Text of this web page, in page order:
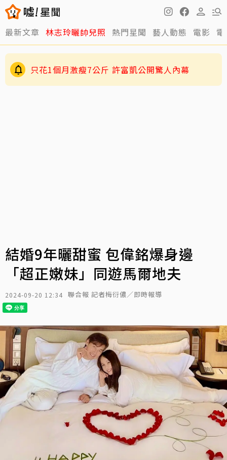
最新文章 林志玲曬帥兒照 熱門星聞 藝人動態 電影
只花1個月激瘦7公斤 許富凱公開驚人內幕
結婚9年曬甜蜜 包偉銘爆身邊
「超正嫩妹」同遊馬爾地夫
2024-09-20 12:34 聯合報 記者梅衍儂／即時報導